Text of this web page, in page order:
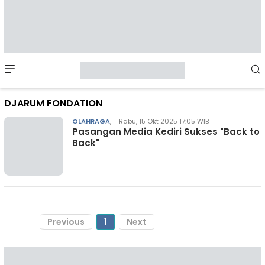
Menu
DJARUM FONDATION
OLAHRAGA, Rabu, 15 Okt 2025 17:05 WIB
Pasangan Media Kediri Sukses "Back to
Back"
Previous 1 Next